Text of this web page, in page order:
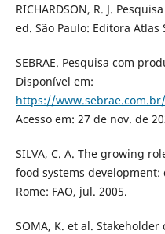
RICHARDSON, R. J.
ed. São Paulo: Editora Atlas
SEBRAE. Pesquisa com
Disponível em:
https://www.sebrae.com.br/
Acesso em: 27 de nov. de
SILVA, C. A. The growing
food systems
Rome: FAO, jul. 2005.
SOMA, K. et al.